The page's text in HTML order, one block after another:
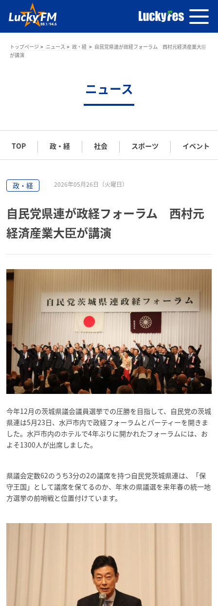
トップページ ニュース 政・経
自民党県連が政経フォーラム 西村元経済産業大臣
が講演
ニュース
TOP 政・経 社会 スポーツ イベント
政・経 2026年05月26日（火曜日）
自民党県連が政経フォーラム 西村元
経済産業大臣が講演
今年12月の茨城県議会議員選挙での圧勝を目指して、自民党の茨城
県連は5月23日、水戸市内で政経フォーラムとパーティーを開きま
した。水戸市内のホテルで4年ぶりに開かれたフォーラムには、お
よそ1300人が出席しました。
県議会定数62のうち3分の2の議席を持つ自民党茨城県連は、「保
守王国」として議席を保てるのか、年末の県議選を来年春の統一地
方選挙の前哨戦と位置付けています。